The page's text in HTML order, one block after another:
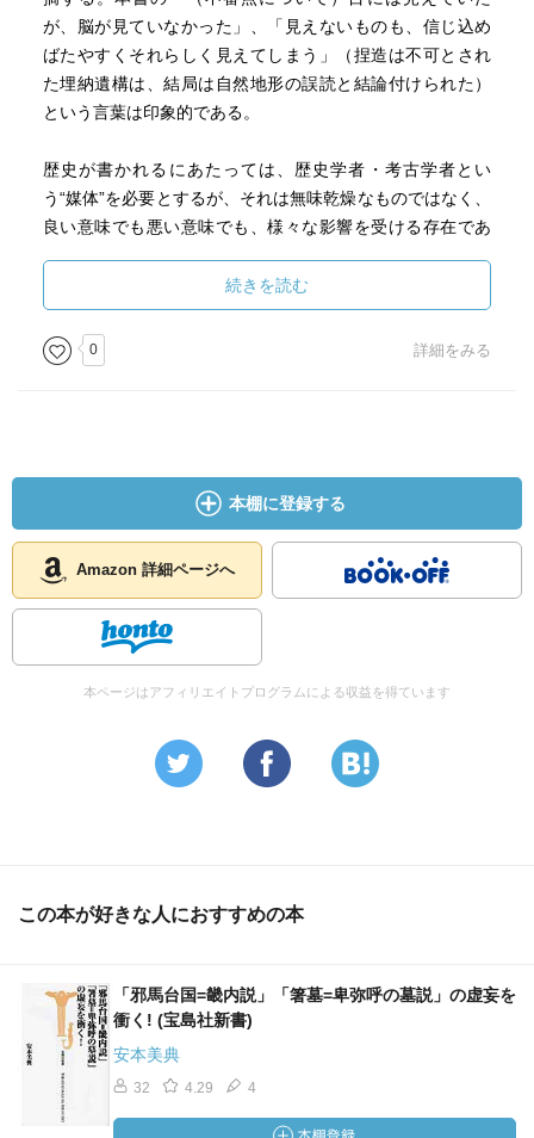
が、脳が見ていなかった」、「見えないものも、信じ込め
ばたやすくそれらしく見えてしまう」（捏造は不可とされ
た埋納遺構は、結局は自然地形の誤読と結論付けられた）
という言葉は印象的である。
歴史が書かれるにあたっては、歴史学者・考古学者とい
う“媒体”を必要とするが、それは無味乾燥なものではなく、
良い意味でも悪い意味でも、様々な影響を受ける存在であ
が悪影響を受けた事件と言うことができよう。
もちろん、欠点だらけの「捏造」を見破れなかった責任は
問われて然るべきである。しかし、この事件を「当時の学
続きを読む
0 詳細をみる
本棚に登録する
Amazon 詳細ページへ
本ページはアフィリエイトプログラムによる収益を得ています
この本が好きな人におすすめの本
「邪馬台国=畿内説」「箸墓=卑弥呼の墓説」の虚妄を
衝く! (宝島社新書)
安本美典
32 4.29 4